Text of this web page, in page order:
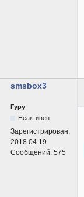
smsbox3
Гуру
Неактивен
Зарегистрирован:
2018.04.19
Сообщений: 575